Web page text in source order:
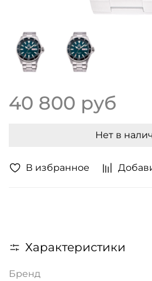
В избранное
40 800 руб
Нет в
Характеристики
Бренд